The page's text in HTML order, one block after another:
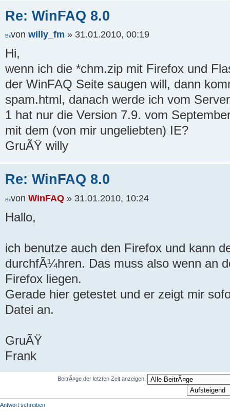
Re: WinFAQ 8.0
von willy_fm » 31.01.2010, 00:19
Hi,
wenn ich die *chm.zip mit Firefox und
der WinFAQ Seite saugen will, dann
spam.html, danach werde ich vom
1 hat nur die Version 7.9. vom
mit dem (von mir ungeliebten) IE?
GruÃŸ willy
Re: WinFAQ 8.0
von WinFAQ » 31.01.2010, 10:24
Hallo,
ich benutze auch den Firefox und kann
durchfÃ¼hren. Das muss also wenn an
Firefox liegen.
Gerade hier getestet und er zeigt mir
Datei an.
GruÃŸ
Frank
BeitrÃ¤ge der letzten Zeit anzeigen:
Antwort schreiben